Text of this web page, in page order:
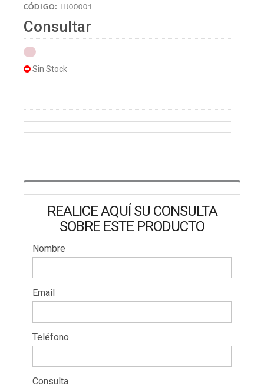
CÓDIGO: IIJ00001
Consultar
Sin Stock
REALICE AQUÍ SU CONSULTA
SOBRE ESTE PRODUCTO
Nombre
Email
Teléfono
Consulta